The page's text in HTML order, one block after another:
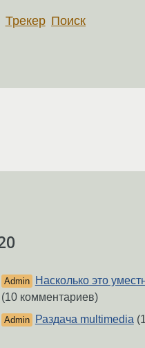
Трекер Поиск
Admin
Насколько это
(10 комментариев)
Admin Раздача multimedia